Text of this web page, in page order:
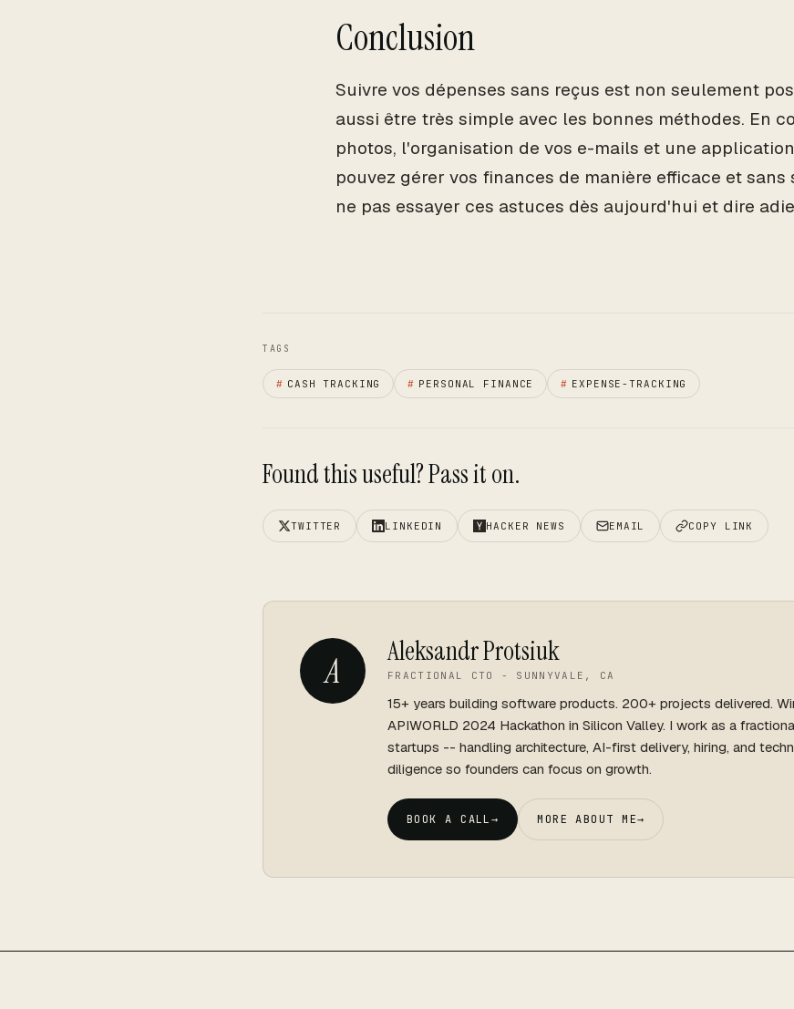
Conclusion
Suivre vos dépenses sans reçus est non seulement
aussi être très simple avec les bonnes méthodes. En
photos, l'organisation de vos e-mails et une
pouvez gérer vos finances de manière efficace et sans
ne pas essayer ces astuces dès aujourd'hui et dire
TAGS
# CASH TRACKING # PERSONAL FINANCE # EXPENSE-TRACKING
Found this useful? Pass it on.
TWITTER LINKEDIN HACKER NEWS EMAIL COPY LINK
A Aleksandr Protsiuk
FRACTIONAL CTO - SUNNYVALE, CA
15+ years building software products. 200+ projects delivered.
APIWORLD 2024 Hackathon in Silicon Valley. I work as a
startups -- handling architecture, AI-first delivery, hiring, and
diligence so founders can focus on growth.
BOOK A CALL→ MORE ABOUT ME→